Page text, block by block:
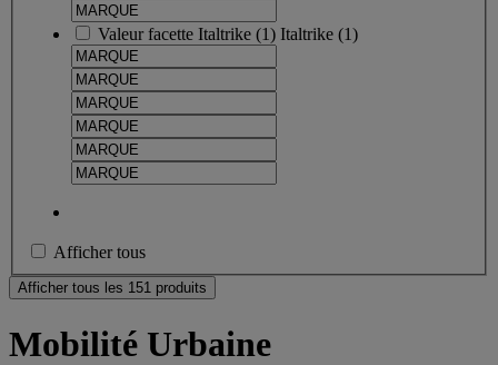
Valeur facette Italtrike (1) Italtrike (1)
Afficher tous
Afficher tous les 151 produits
Mobilité Urbaine